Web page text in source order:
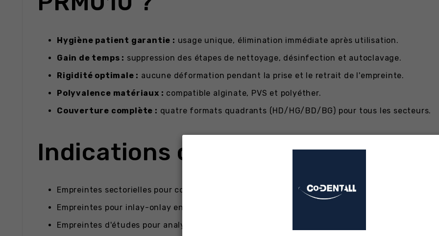
Hygiène patient garantie : usage unique, élimination immédiate après utilisation.
Gain de temps : suppression des étapes de nettoyage, désinfection et autoclavage.
Rigidité optimale : aucune déformation pendant la prise et le retrait de l'empreinte.
Polyvalence matériaux : compatible alginate, PVS et polyéther.
Couverture complète : quatre formats quadrants (HD/HG/BD/BG) pour tous les secteurs.
Indications cliniques
Empreintes sectorielles pour couronnes unitaires et bridges courts.
Empreintes pour inlay-onlay en céramique ou composite indirect.
Empreintes d'études pour analyses pré-prothétiques sectorielles.